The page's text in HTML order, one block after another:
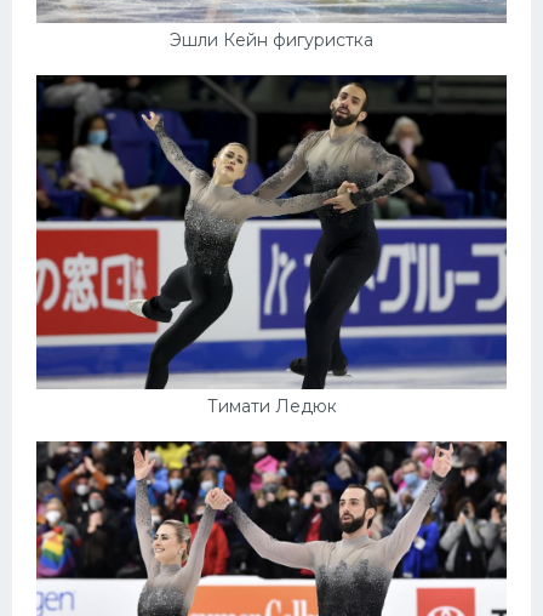
Эшли Кейн фигуристка
Тимати Ледюк